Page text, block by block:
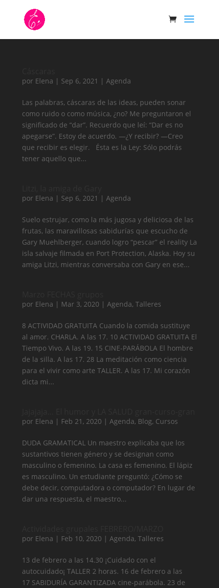
por Elena | Sep 6, 2021 | Agenda
Las palabras, cáscaras de las ideas, pueden sonar
como ruido o como música, ¿no? Me preguntaron el
significado de “dar”. Recuerdo que leí: “Dar es no
apegarse”. Estoy de acuerdo. —¿Y recibir? —Creo
que recibir es elegir. Ésta es la Ley: Sólo podrás
tener aquello que...
por Elena | Sep 6, 2021 | Agenda
Suelo estrujar, como la más jugosa y deliciosa de las
frutas, las maravillosas sabidurías que escucho de
Gary Muehlberger, cuando logro “pescar” el reality La
isla salvaje filmada en Port Protection, Alaska. Hoy su
amiga Litzi, mientras conversaba con Gary en ese...
por Elena | Mar 3, 2020 | Agenda, Talleres
8 ACTIVIDAD GRATUITA Cuando la comida sustituye
al amor. CHARLA. A las 17. 10 ACTIVIDAD GRATUITA El
Tiempo Vivo. A las 19. 15 CINE-PARÁBOLA El hombre
de la silla. A las 17. 28 La meditación como ciencia
para el vivir como arte TALLER. A las 17. Mi corazón
dicta mi...
por Elena | Feb 21, 2020 | Agenda, Blog, Cursos
DUDA GRAMATICAL Un maestro explicaba que los
sustantivos tienen género y se designan como
masculino o femenino. La casa es femenino. El lápiz
es masculino. Un estudiante preguntó: ¿Cómo se
debe decir, computadora o computador? En lugar de
dar una respuesta, el maestro...
por Elena | Feb 10, 2020 | Agenda, Talleres
13 de febrero a las 14.30 ¡Cuidado con el
autocuidado¡ TALLER 2 horas. 16 de febrero a las
17 SABIDURÍA GARANTIZADA cine-parábola. 23 de